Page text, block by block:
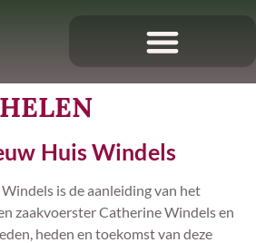
Huis Windels
is de aanleiding van het
zaakvoerster Catherine Windels en
heden en toekomst van deze